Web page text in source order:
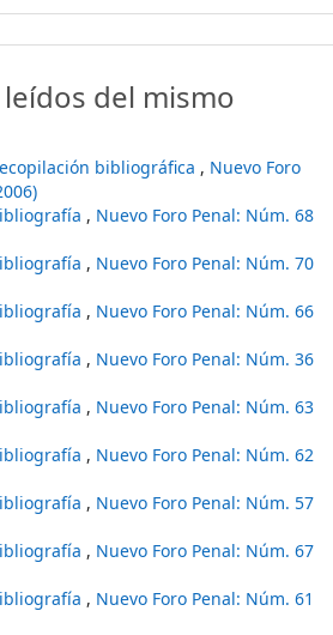
del mismo
bibliográfica , Nuevo Foro
, Nuevo Foro Penal: Núm. 68
, Nuevo Foro Penal: Núm. 70
, Nuevo Foro Penal: Núm. 66
, Nuevo Foro Penal: Núm. 36
, Nuevo Foro Penal: Núm. 63
, Nuevo Foro Penal: Núm. 62
, Nuevo Foro Penal: Núm. 57
, Nuevo Foro Penal: Núm. 67
, Nuevo Foro Penal: Núm. 61